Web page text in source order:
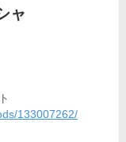
ャ
133007262/